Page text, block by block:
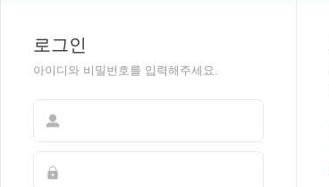
로그인
아이디와 비밀번호를 입력해주세요.